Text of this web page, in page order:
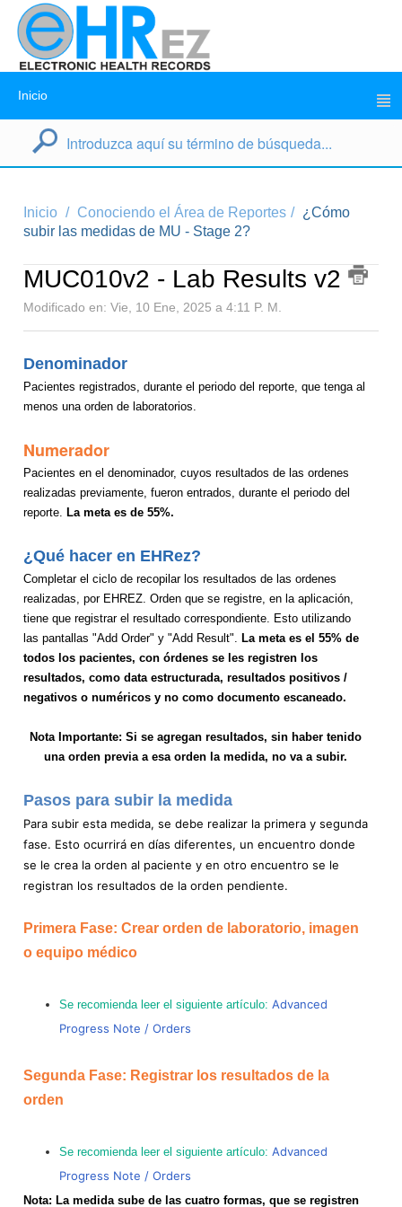
Inicio
Inicio Conociendo el Área de Reportes
¿Cómo
subir las medidas de MU - Stage 2?
MUC010v2 - Lab Results v2
Modificado en: Vie, 10 Ene, 2025 a 4:11 P. M.
Denominador
Pacientes registrados, durante el periodo del reporte, que tenga al
menos una orden de laboratorios.
Numerador
Pacientes en el denominador, cuyos resultados de las ordenes
realizadas previamente, fueron entrados, durante el periodo del
reporte. La meta es de 55%.
¿Qué hacer en EHRez?
Completar el ciclo de recopilar los resultados de las ordenes
realizadas, por EHREZ. Orden que se registre, en la aplicación,
tiene que registrar el resultado correspondiente. Esto utilizando
las pantallas "Add Order" y "Add Result". La meta es el 55% de
todos los pacientes, con órdenes se les registren los
resultados, como data estructurada, resultados positivos /
negativos o numéricos y no como documento escaneado.
Nota Importante: Si se agregan resultados, sin haber tenido
una orden previa a esa orden la medida, no va a subir.
Pasos para subir la medida
Para subir esta medida, se debe realizar la primera y segunda
fase. Esto ocurrirá en días diferentes, un encuentro donde
se le crea la orden al paciente y en otro encuentro se le
registran los resultados de la orden pendiente.
Primera Fase: Crear orden de laboratorio, imagen
o equipo médico
Se recomienda leer el siguiente artículo: Advanced
Progress Note / Orders
Segunda Fase: Registrar los resultados de la
orden
Se recomienda leer el siguiente artículo: Advanced
Progress Note / Orders
Nota: La medida sube de las cuatro formas, que se registren